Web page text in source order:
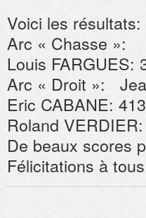
Voici les résultats:
Arc « Chasse »:
Louis FARGUES:
Arc « Droit »:
Eric CABANE: 413
Roland
De beaux scores
Félicitations à tous